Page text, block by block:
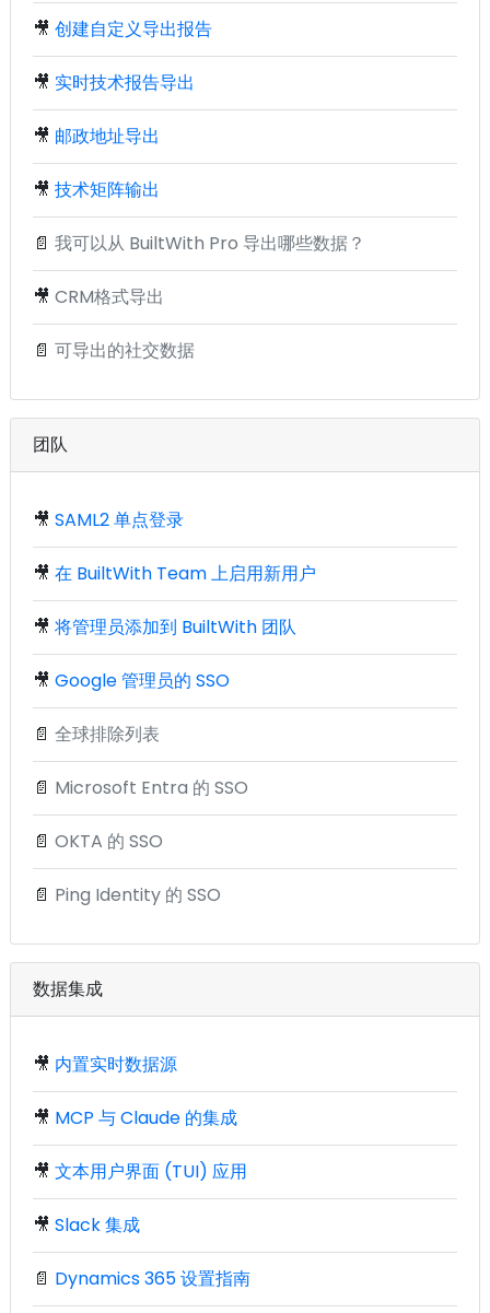
🎥 创建自定义导出报告
🎥 实时技术报告导出
🎥 邮政地址导出
🎥 技术矩阵输出
📄 我可以从 BuiltWith Pro 导出哪些数据？
🎥 CRM格式导出
📄 可导出的社交数据
团队
🎥 SAML2 单点登录
🎥 在 BuiltWith Team 上启用新用户
🎥 将管理员添加到 BuiltWith 团队
🎥 Google 管理员的 SSO
📄 全球排除列表
📄 Microsoft Entra 的 SSO
📄 OKTA 的 SSO
📄 Ping Identity 的 SSO
数据集成
🎥 内置实时数据源
🎥 MCP 与 Claude 的集成
🎥 文本用户界面 (TUI) 应用
🎥 Slack 集成
📄 Dynamics 365 设置指南